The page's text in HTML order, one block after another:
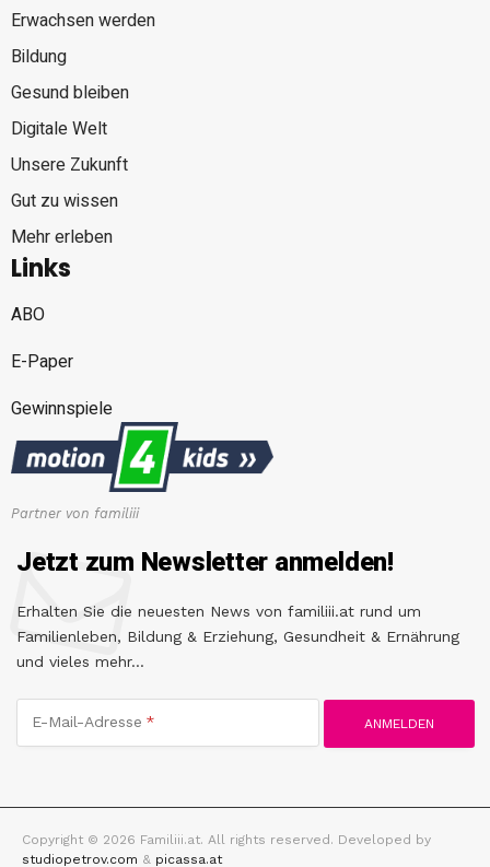
Erwachsen werden
Bildung
Gesund bleiben
Digitale Welt
Unsere Zukunft
Gut zu wissen
Mehr erleben
Links
ABO
E-Paper
Gewinnspiele
Partner von familiii
Jetzt zum Newsletter anmelden!
Erhalten Sie die neuesten News von familiii.at rund um
Familienleben, Bildung & Erziehung, Gesundheit & Ernährung
und vieles mehr...
E-Mail-Adresse
Copyright © 2026 Familiii.at. All rights reserved. Developed by
studiopetrov.com & picassa.at